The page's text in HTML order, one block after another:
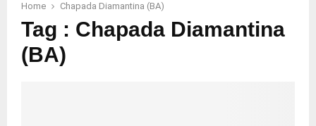
Home Chapada Diamantina (BA)
Tag : Chapada Diamantina
(BA)